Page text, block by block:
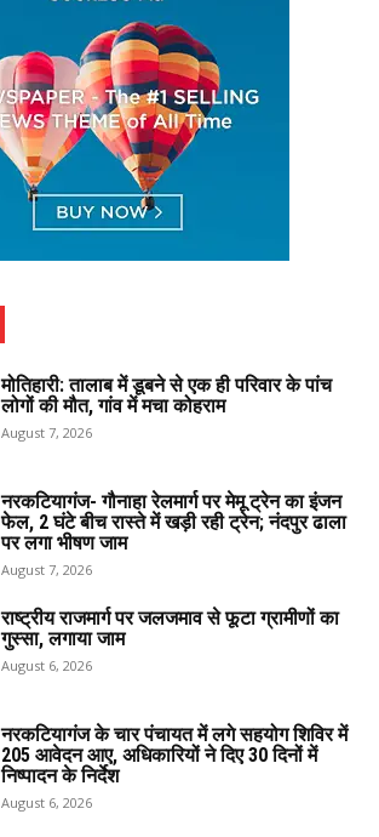
मोतिहारी: तालाब में डूबने से एक ही परिवार के पांच
लोगों की मौत, गांव में मचा कोहराम
August 7, 2026
नरकटियागंज- गौनाहा रेलमार्ग पर मेमू ट्रेन का इंजन
फेल, 2 घंटे बीच रास्ते में खड़ी रही ट्रेन; नंदपुर ढाला
पर लगा भीषण जाम
August 7, 2026
राष्ट्रीय राजमार्ग पर जलजमाव से फूटा ग्रामीणों का
गुस्सा, लगाया जाम
August 6, 2026
नरकटियागंज के चार पंचायत में लगे सहयोग शिविर में
205 आवेदन आए, अधिकारियों ने दिए 30 दिनों में
निष्पादन के निर्देश
August 6, 2026